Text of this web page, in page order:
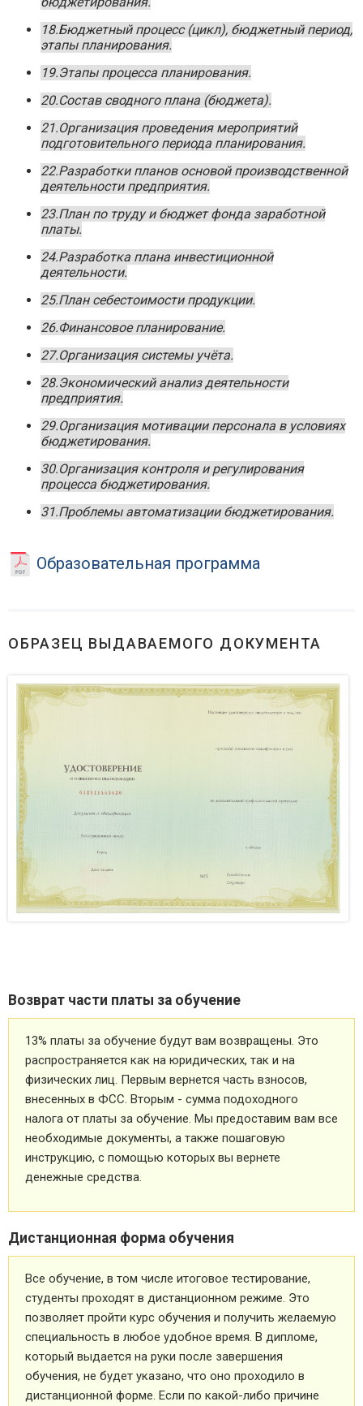
18.Бюджетный процесс (цикл), бюджетный период,
этапы планирования.
19.Этапы процесса планирования.
20.Состав сводного плана (бюджета).
21.Организация проведения мероприятий
подготовительного периода планирования.
22.Разработки планов основой производственной
деятельности предприятия.
23.План по труду и бюджет фонда заработной
платы.
24.Разработка плана инвестиционной
деятельности.
25.План себестоимости продукции.
26.Финансовое планирование.
27.Организация системы учёта.
28.Экономический анализ деятельности
предприятия.
29.Организация мотивации персонала в условиях
бюджетирования.
30.Организация контроля и регулирования
процесса бюджетирования.
31.Проблемы автоматизации бюджетирования.
Образовательная программа
ОБРАЗЕЦ ВЫДАВАЕМОГО ДОКУМЕНТА
Возврат части платы за обучение
13% платы за обучение будут вам возвращены. Это
распространяется как на юридических, так и на
физических лиц. Первым вернется часть взносов,
внесенных в ФСС. Вторым - сумма подоходного
налога от платы за обучение. Мы предоставим вам все
необходимые документы, а также пошаговую
инструкцию, с помощью которых вы вернете
денежные средства.
Дистанционная форма обучения
Все обучение, в том числе итоговое тестирование,
студенты проходят в дистанционном режиме. Это
позволяет пройти курс обучения и получить желаемую
специальность в любое удобное время. В дипломе,
который выдается на руки после завершения
обучения, не будет указано, что оно проходило в
дистанционной форме. Если по какой-либо причине